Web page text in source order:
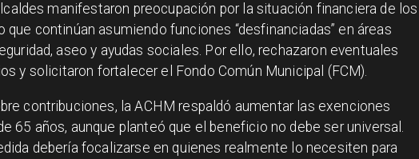
manifestaron preocupación por la situación financiera de los
que continúan asumiendo funciones “desfinanciadas” en áreas
aseo y ayudas sociales. Por ello, rechazaron eventuales
y solicitaron fortalecer el Fondo Común Municipal (FCM).
contribuciones, la ACHM respaldó aumentar las exenciones
65 años, aunque planteó que el beneficio no debe ser universal.
debería focalizarse en quienes realmente lo necesiten para